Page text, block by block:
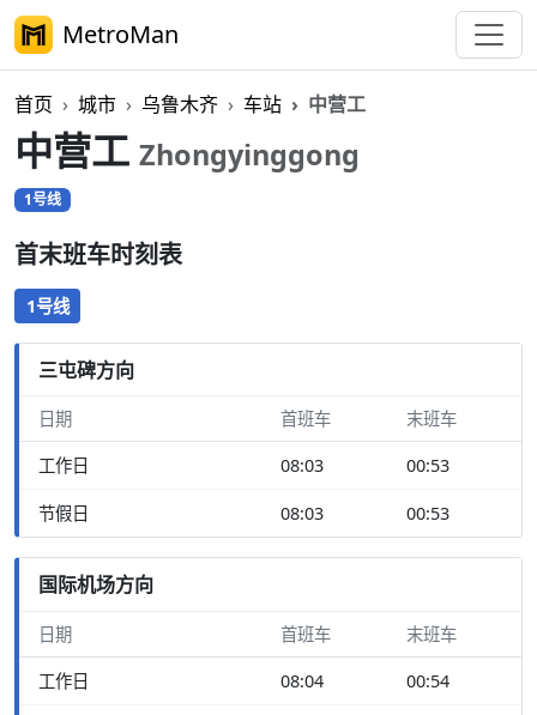
MetroMan
首页 城市 乌鲁木齐 车站 中营工
中营工 Zhongyinggong
1号线
首末班车时刻表
1号线
三屯碑方向
日期 首班车 末班车
工作日 08:03 00:53
节假日 08:03 00:53
国际机场方向
日期 首班车 末班车
工作日 08:04 00:54